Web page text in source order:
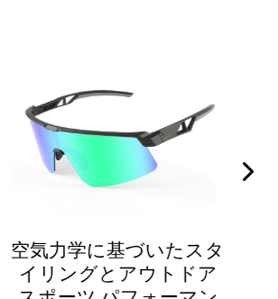
タ
ア
調節可能なフィット
アウトドア スポー